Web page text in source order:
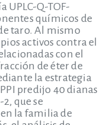
UPLC-Q-TOF-
químicos de
taro. Al mismo
activos contra el
con el
de éter de
la estrategia
predijo 40 dianas
que se
la familia de